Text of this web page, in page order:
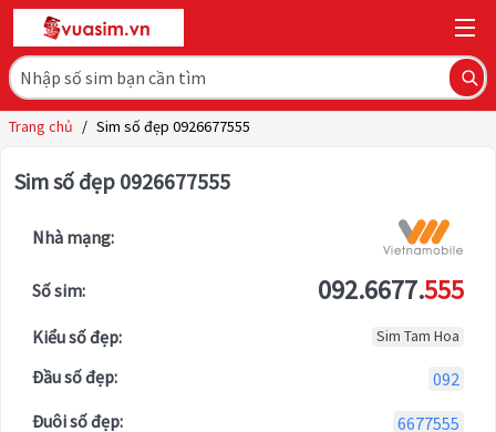
Trang chủ / Sim số đẹp 0926677555
Sim số đẹp 0926677555
Nhà mạng:
Số sim: 092.6677.555
Kiểu số đẹp: Sim Tam Hoa
Đầu số đẹp:
092
Đuôi số đẹp:
6677555